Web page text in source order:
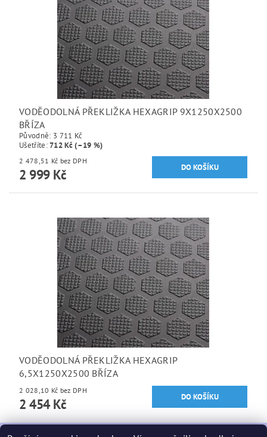
VODĚODOLNÁ PŘEKLIŽKA HEXAGRIP 9X1250X2500
BŘÍZA
Původně: 3 711 Kč
Ušetříte:712 Kč (–19 %)
2 478,51 Kč bez DPH
2 999 Kč
VODĚODOLNÁ PŘEKLIŽKA HEXAGRIP
6,5X1250X2500 BŘÍZA
2 028,10 Kč bez DPH
2 454 Kč